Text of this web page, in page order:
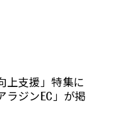
上支援」特集に
ラジンEC」が掲